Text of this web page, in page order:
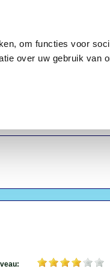
om functies voor
over uw gebruik van